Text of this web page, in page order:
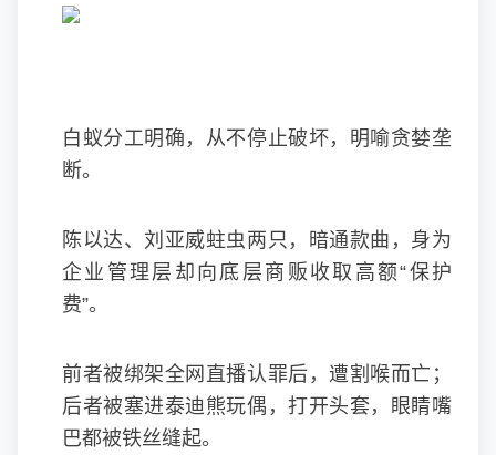
白蚁分工明确，从不停止破坏，明喻贪婪垄
断。
陈以达、刘亚威蛀虫两只，暗通款曲，身为
企业管理层却向底层商贩收取高额“保护
费”。
前者被绑架全网直播认罪后，遭割喉而亡；
后者被塞进泰迪熊玩偶，打开头套，眼睛嘴
巴都被铁丝缝起。